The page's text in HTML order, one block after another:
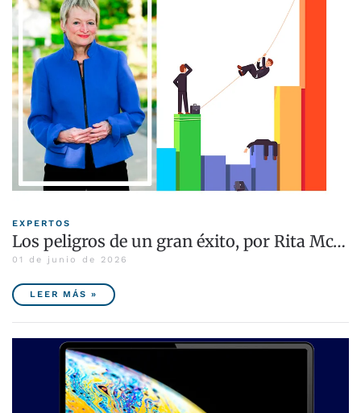
EXPERTOS
Los peligros de un gran éxito, por Rita Mc…
01 de junio de 2026
LEER MÁS »